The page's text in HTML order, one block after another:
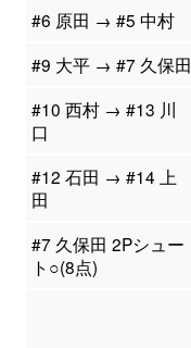
#6 原田 → #5 中村
#9 大平 → #7 久保田
#10 西村 → #13 川
口
#12 石田 → #14 上
田
#7 久保田 2Pシュー
ト○(8点)